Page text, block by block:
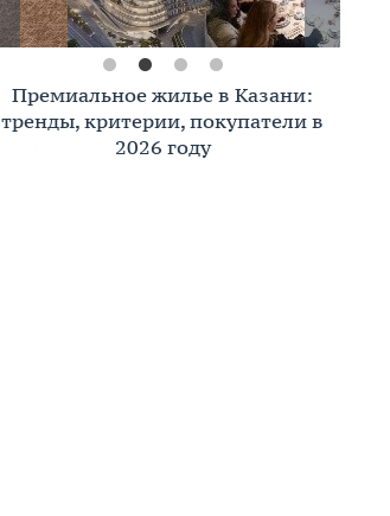
Премиальное жилье в Казани:
тренды, критерии, покупатели в
2026 году